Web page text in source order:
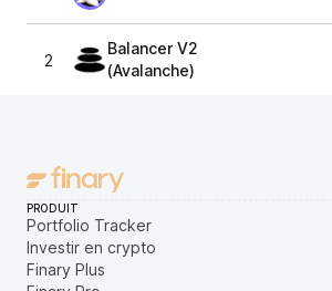
2
Balancer V2
(Avalanche)
PRODUIT
Portfolio Tracker
Investir en crypto
Finary Plus